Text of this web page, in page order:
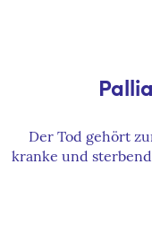
Der Tod gehört
kranke und